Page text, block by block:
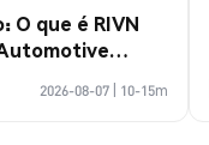
O que é RIVN
2026-08-07 10-15m